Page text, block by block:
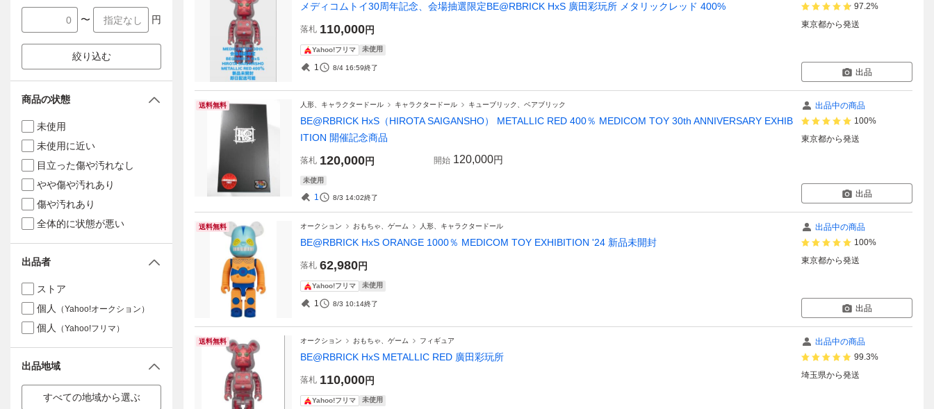
メディコムトイ30周年記念、会場抽選限定BE@RBRICK HxS 廣田彩玩所 メタリックレッド 400%
落札 110,000円
Yahoo!フリマ 未使用
1 8/4 16:59終了
97.2%
東京都から発送
出品
送料無料 人形、キャラクタードール キャラクタードール キューブリック、ベアブリック
BE@RBRICK HxS（HIROTA SAIGANSHO） METALLIC RED 400％ MEDICOM TOY 30th ANNIVERSARY EXHIB
ITION 開催記念商品
落札 120,000円 開始 120,000円
未使用
1 8/3 14:02終了
出品中の商品
100%
東京都から発送
出品
送料無料 オークション おもちゃ、ゲーム 人形、キャラクタードール
BE@RBRICK HxS ORANGE 1000％ MEDICOM TOY EXHIBITION '24 新品未開封
落札 62,980円
Yahoo!フリマ 未使用
1 8/3 10:14終了
出品中の商品
100%
東京都から発送
出品
送料無料 オークション おもちゃ、ゲーム フィギュア
BE@RBRICK HxS METALLIC RED 廣田彩玩所
落札 110,000円
Yahoo!フリマ 未使用
出品中の商品
99.3%
埼玉県から発送
〜 円
絞り込む
商品の状態
未使用
未使用に近い
目立った傷や汚れなし
やや傷や汚れあり
傷や汚れあり
全体的に状態が悪い
出品者
ストア
個人
（Yahoo!オークション）
個人 （Yahoo!フリマ）
出品地域
すべての地域から選ぶ